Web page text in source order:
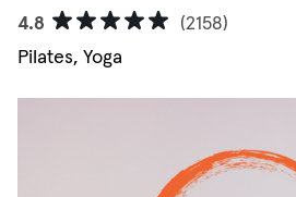
4.8
(2158)
Pilates, Yoga